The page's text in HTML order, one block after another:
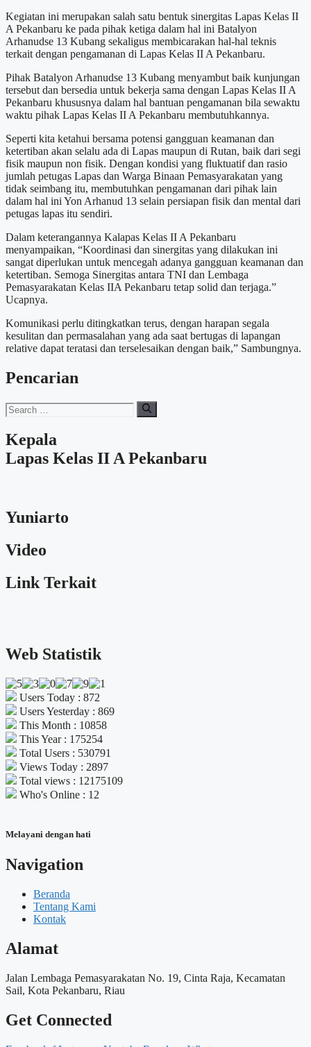
Kegiatan ini merupakan salah satu bentuk sinergitas Lapas Kelas II
A Pekanbaru ke pada pihak ketiga dalam hal ini Batalyon
Arhanudse 13 Kubang sekaligus membicarakan hal-hal teknis
terkait dengan pengamanan di Lapas Kelas II A Pekanbaru.
Pihak Batalyon Arhanudse 13 Kubang menyambut baik kunjungan
tersebut dan bersedia untuk bekerja sama dengan Lapas Kelas II A
Pekanbaru khususnya dalam hal bantuan pengamanan bila sewaktu
waktu pihak Lapas Kelas II A Pekanbaru membutuhkannya.
Seperti kita ketahui bersama potensi gangguan keamanan dan
ketertiban akan selalu ada di Lapas maupun di Rutan, baik dari segi
fisik maupun non fisik. Dengan kondisi yang fluktuatif dan rasio
jumlah petugas Lapas dan Warga Binaan Pemasyarakatan yang
tidak seimbang itu, membutuhkan pengamanan dari pihak lain
dalam hal ini Yon Arhanud 13 selain persiapan fisik dan mental dari
petugas lapas itu sendiri.
Dalam keterangannya Kalapas Kelas II A Pekanbaru
menyampaikan, “Koordinasi dan sinergitas yang dilakukan ini
sangat diperlukan untuk mencegah adanya gangguan keamanan dan
ketertiban. Semoga Sinergitas antara TNI dan Lembaga
Pemasyarakatan Kelas IIA Pekanbaru tetap solid dan terjaga.”
Ucapnya.
Komunikasi perlu ditingkatkan terus, dengan harapan segala
kesulitan dan permasalahan yang ada saat bertugas di lapangan
relative dapat teratasi dan terselesaikan dengan baik,” Sambungnya.
Pencarian
Search
for:
Kepala
Lapas Kelas II A Pekanbaru
Yuniarto
Video
Link Terkait
Web Statistik
Users Today : 872
Users Yesterday : 869
This Month : 10858
This Year : 175254
Total Users : 530791
Views Today : 2897
Total views : 12175109
Who's Online : 12
Melayani dengan hati
Navigation
Beranda
Tentang Kami
Kontak
Alamat
Jalan Lembaga Pemasyarakatan No. 19, Cinta Raja, Kecamatan
Sail, Kota Pekanbaru, Riau
Get Connected